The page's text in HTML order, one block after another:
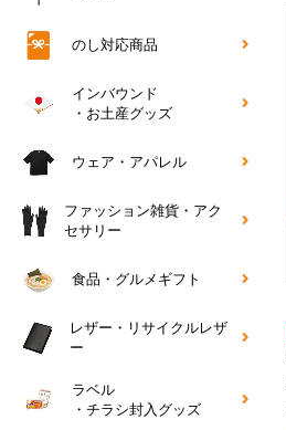
のし対応商品
インバウンド
・お土産グッズ
ウェア・アパレル
ファッション雑貨・アク
セサリー
食品・グルメギフト
レザー・リサイクルレザ
ー
ラベル
・チラシ封入グッズ